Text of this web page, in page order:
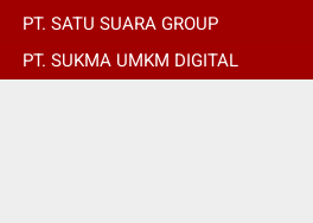
PT. SATU SUARA GROUP
PT. SUKMA UMKM DIGITAL